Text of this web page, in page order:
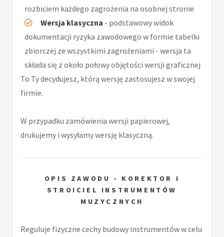
rozbiciem każdego zagrożenia na osobnej stronie
Wersja klasyczna - podstawowy widok
dokumentacji ryzyka zawodowego w formie tabelki
zbiorczej ze wszystkimi zagrożeniami - wersja ta
składa się z około połowy objętości wersji graficznej
To Ty decydujesz, którą wersję zastosujesz w swojej
firmie.
W przypadku zamówienia wersji papierowej,
drukujemy i wysyłamy wersję klasyczną.
OPIS ZAWODU - KOREKTOR I
STROICIEL INSTRUMENTÓW
MUZYCZNYCH
Reguluje fizyczne cechy budowy instrumentów w celu